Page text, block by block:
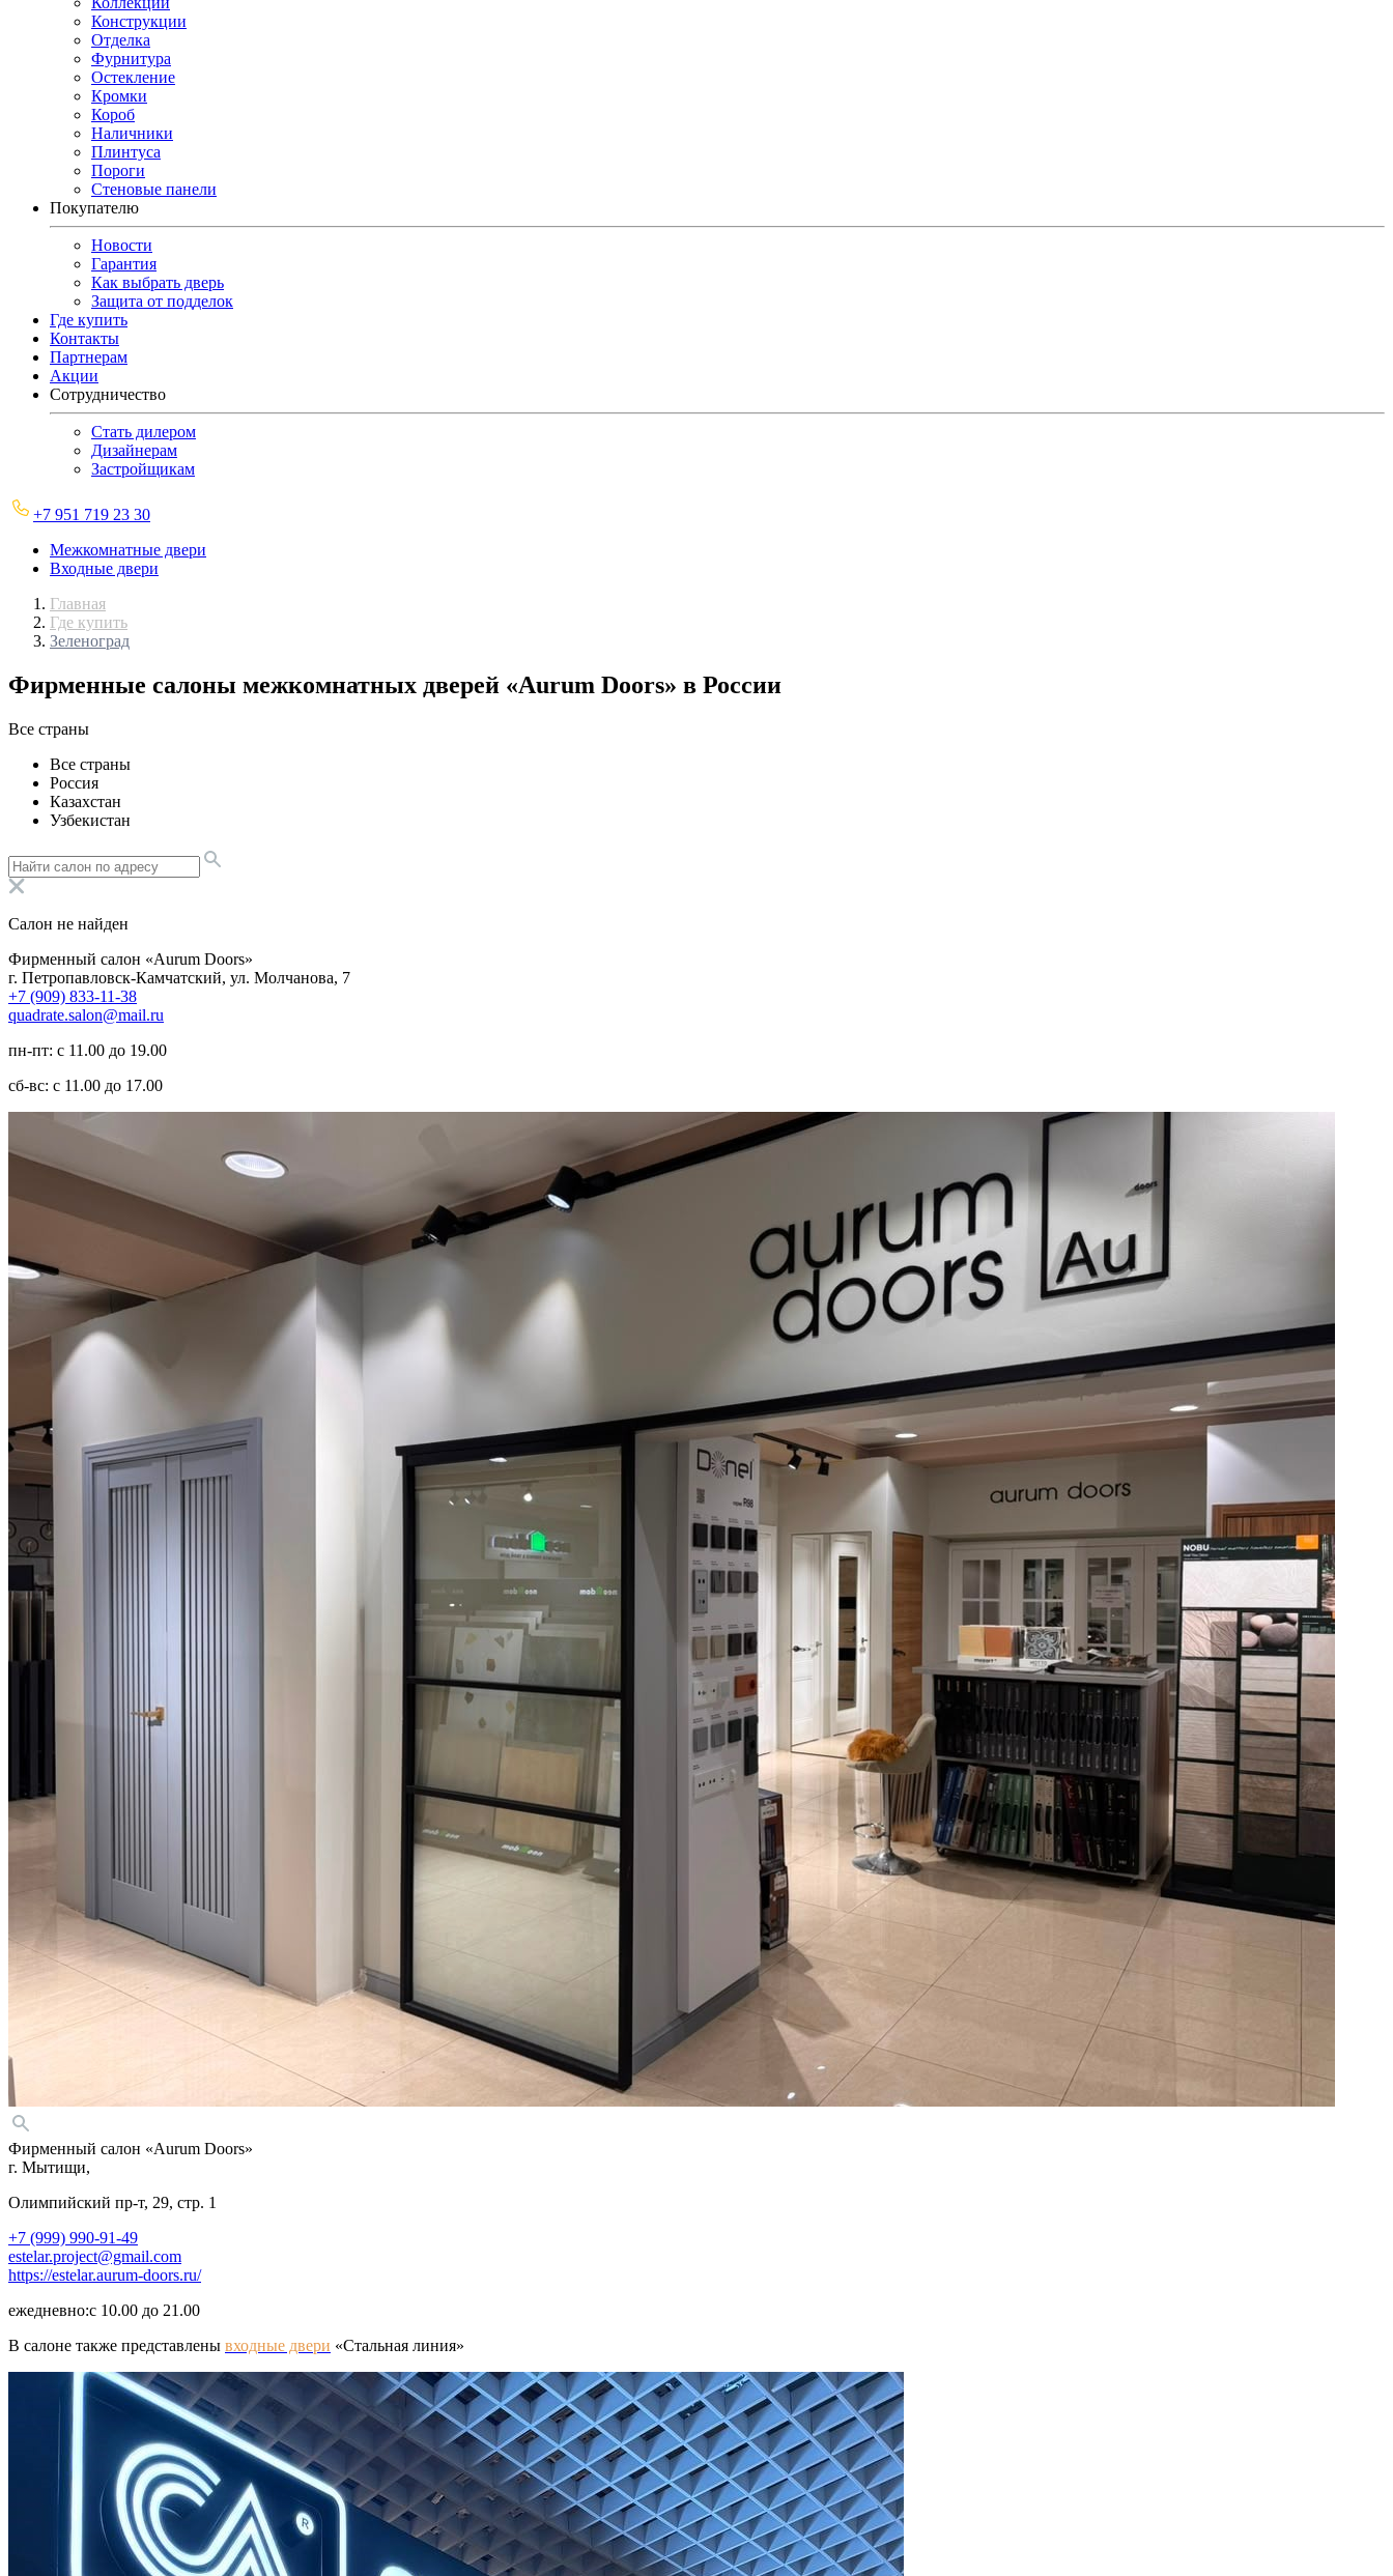
Конструкции
Отделка
Фурнитура
Остекление
Кромки
Короб
Наличники
Плинтуса
Пороги
Стеновые панели
Покупателю
Новости
Гарантия
Как выбрать дверь
Защита от подделок
Где купить
Контакты
Партнерам
Акции
Сотрудничество
Стать дилером
Дизайнерам
Застройщикам
+7 951 719 23 30
Межкомнатные двери
Входные двери
Главная
Где купить
Зеленоград
Фирменные салоны межкомнатных дверей «Aurum Doors» в России
Все страны
Все страны
Россия
Казахстан
Узбекистан
Салон не найден
Фирменный салон «Aurum Doors»
г. Петропавловск-Камчатский, ул. Молчанова, 7
+7 (909) 833-11-38
quadrate.salon@mail.ru
пн-пт: с 11.00 до 19.00
сб-вс: с 11.00 до 17.00
Фирменный салон «Aurum Doors»
г. Мытищи,
Олимпийский пр-т, 29, стр. 1
+7 (999) 990-91-49
estelar.project@gmail.com
https://estelar.aurum-doors.ru/
ежедневно:с 10.00 до 21.00
В салоне также представлены входные двери «Стальная линия»